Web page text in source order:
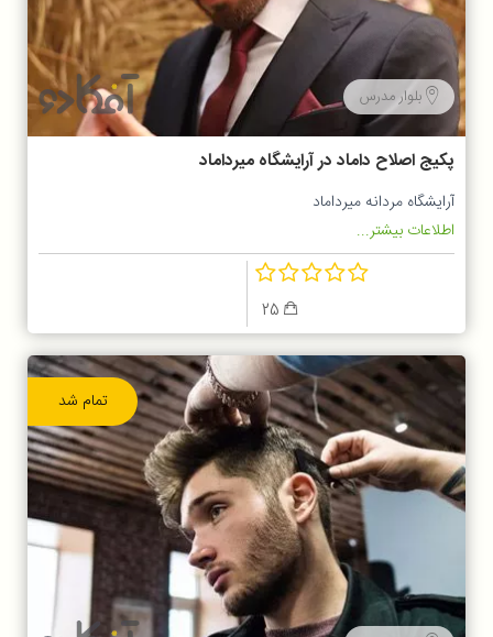
بلوار مدرس
پکیج اصلاح داماد در آرایشگاه میرداماد
آرایشگاه مردانه میرداماد
اطلاعات بیشتر...
تمام شد